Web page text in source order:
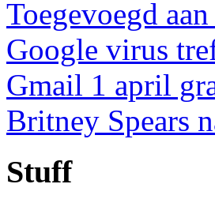
Toegevoegd
Google virus
Gmail 1 april
Britney Spears
Stuff